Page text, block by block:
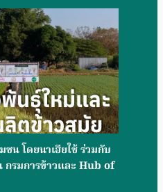
นธุ์ใหม่และ
ลิตข้าวสมัย
น โดยนาเฮียใช้ ร่วมกับ
รมการข้าวและ Hub of